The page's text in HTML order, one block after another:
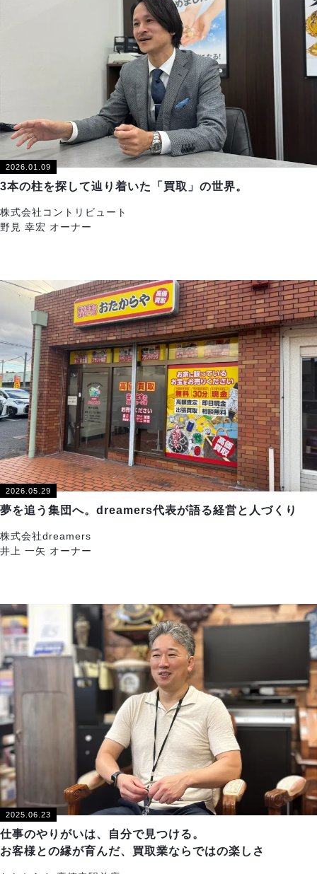
2026.01.09
3本の柱を探して辿り着いた「買取」の世界。
株式会社コントリビュート
野見 幸宏 オーナー
2026.05.29
夢を追う集団へ。dreamers代表が語る経営と人づくり
株式会社dreamers
井上 一矢 オーナー
2025.06.23
仕事のやりがいは、自分で見つける。
お客様との縁が育んだ、買取業ならではの楽しさ